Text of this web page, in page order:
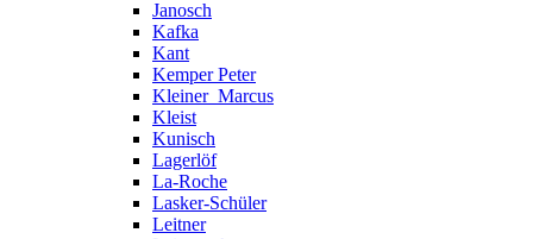
Janosch
Kafka
Kant
Kemper Peter
Kleiner_Marcus
Kleist
Kunisch
Lagerlöf
La-Roche
Lasker-Schüler
Leitner